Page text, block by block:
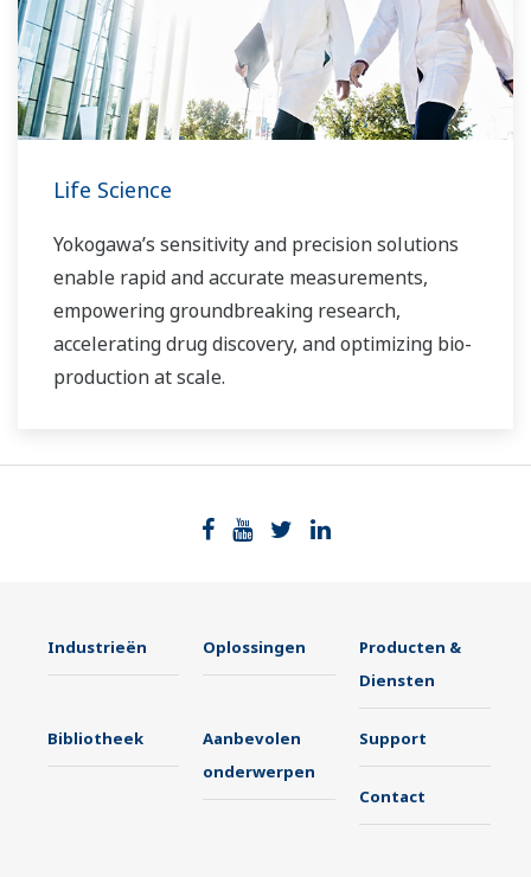
Life Science
Yokogawa’s sensitivity and precision solutions
enable rapid and accurate measurements,
empowering groundbreaking research,
accelerating drug discovery, and optimizing bio-
production at scale.
Industrieën Oplossingen
Producten &
Diensten
Bibliotheek
Aanbevolen
onderwerpen
Support
Contact